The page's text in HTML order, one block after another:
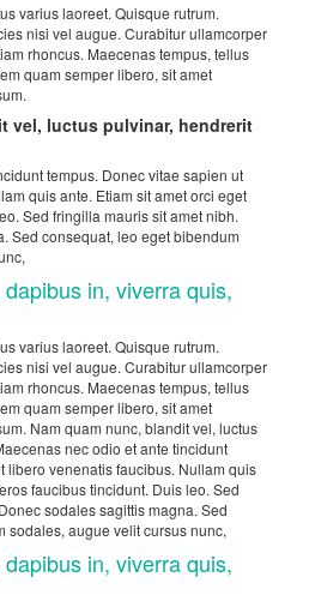
varius laoreet. Quisque rutrum.
nisi vel augue. Curabitur ullamcorper
rhoncus. Maecenas tempus, tellus
quam semper libero, sit amet
vel, luctus pulvinar, hendrerit
tempus. Donec vitae sapien ut
quis ante. Etiam sit amet orci eget
Sed fringilla mauris sit amet nibh.
Sed consequat, leo eget bibendum
in, viverra quis,
varius laoreet. Quisque rutrum.
nisi vel augue. Curabitur ullamcorper
rhoncus. Maecenas tempus, tellus
quam semper libero, sit amet
Nam quam nunc, blandit vel, luctus
nec odio et ante tincidunt
libero venenatis faucibus. Nullam quis
faucibus tincidunt. Duis leo. Sed
sodales sagittis magna. Sed
sodales, augue velit cursus nunc,
in, viverra quis,